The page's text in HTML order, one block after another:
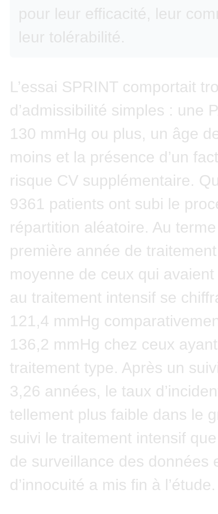
pour leur efficacité, leur
leur tolérabilité.
L’essai SPRINT comportait
d’admissibilité simples : une
130 mmHg ou plus, un âge
moins et la présence d’un
risque CV supplémentaire.
9361 patients ont subi le
répartition aléatoire. Au
première année de
moyenne de ceux qui
au traitement intensif se
121,4 mmHg
136,2 mmHg chez ceux
traitement type. Après un
3,26 années, le taux
tellement plus faible dans le
suivi le traitement intensif
de surveillance des données
d’innocuité a mis fin à l’étude.